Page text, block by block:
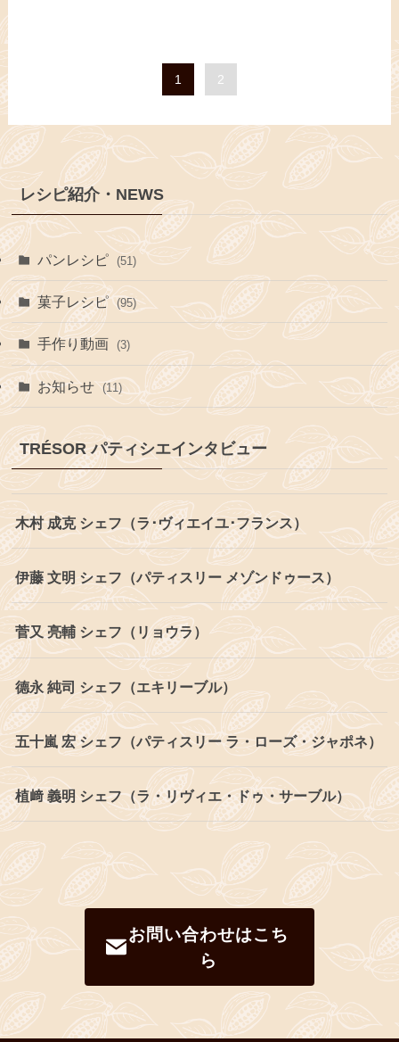
1 2
レシピ紹介・NEWS
パンレシピ (51)
菓子レシピ (95)
手作り動画 (3)
お知らせ (11)
TRÉSOR パティシエインタビュー
木村 成克 シェフ（ラ･ヴィエイユ･フランス）
伊藤 文明 シェフ（パティスリー メゾンドゥース）
菅又 亮輔 シェフ（リョウラ）
德永 純司 シェフ（エキリーブル）
五十嵐 宏 シェフ（パティスリー ラ・ローズ・ジャポネ）
植﨑 義明 シェフ（ラ・リヴィエ・ドゥ・サーブル）
お問い合わせはこち
ら